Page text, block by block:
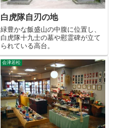
白虎隊自刃の地
緑豊かな飯盛山の中腹に位置し、
白虎隊十九士の墓や慰霊碑が立て
られている高台。
会津若松